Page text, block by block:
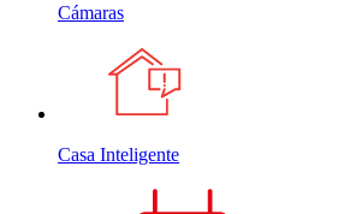
Cámaras
Casa Inteligente